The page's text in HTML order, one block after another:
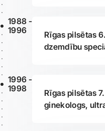
1988 -
1996
Rīgas pilsētas
dzemdību
1996 -
1998
Rīgas pilsētas
ginekologs,